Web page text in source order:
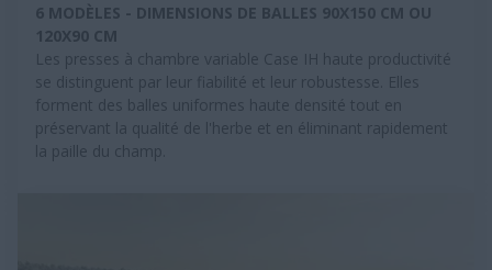
6 MODÈLES - DIMENSIONS DE BALLES 90X150 CM OU
120X90 CM
Les presses à chambre variable Case IH haute productivité
se distinguent par leur fiabilité et leur robustesse. Elles
forment des balles uniformes haute densité tout en
préservant la qualité de l'herbe et en éliminant rapidement
la paille du champ.